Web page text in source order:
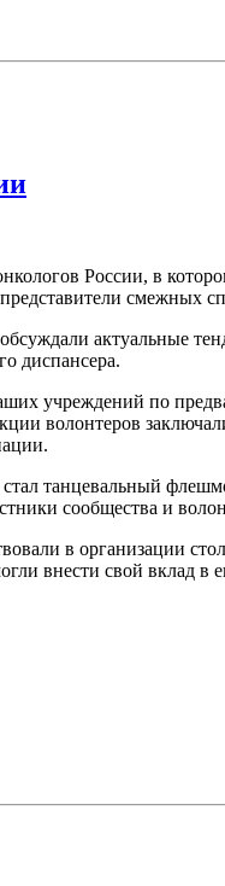
России, в
смежных
актуальные
диспансера.
учреждений по
волонтеров
стал танцевальный
сообщества и
в организации
внести свой вклад в